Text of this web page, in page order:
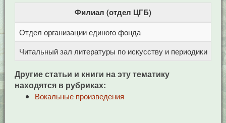
Филиал (отдел ЦГБ)
Отдел организации единого фонда
Читальный зал литературы по искусству и периодики
Другие статьи и книги на эту тематику
находятся в рубриках:
Вокальные произведения